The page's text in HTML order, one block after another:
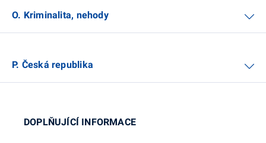
O. Kriminalita, nehody
P. Česká republika
DOPLŇUJÍCÍ INFORMACE